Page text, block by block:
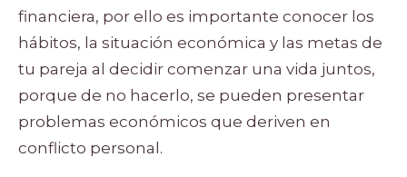
financiera, por ello es importante conocer los
hábitos, la situación económica y las metas de
tu pareja al decidir comenzar una vida juntos,
porque de no hacerlo, se pueden presentar
problemas económicos que deriven en
conflicto personal.